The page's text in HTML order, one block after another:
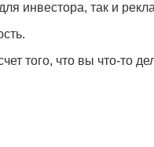
инвестора, так и
того, что вы что-